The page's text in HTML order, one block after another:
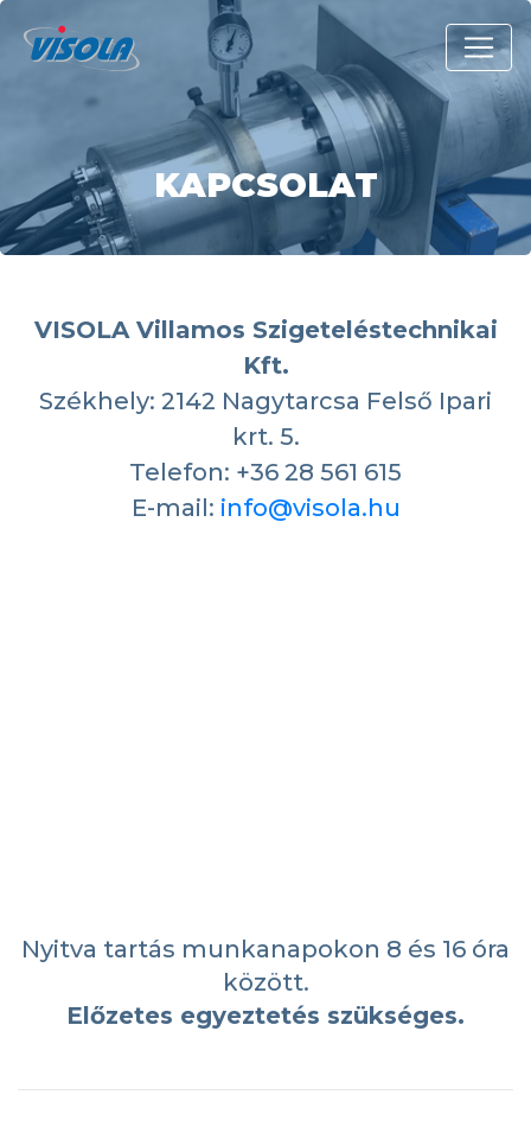
KAPCSOLAT
VISOLA Villamos Szigeteléstechnikai
Kft.
Székhely: 2142 Nagytarcsa Felső Ipari
krt. 5.
Telefon: +36 28 561 615
E-mail: info@visola.hu
Nyitva tartás munkanapokon 8 és 16 óra
között.
Előzetes egyeztetés szükséges.